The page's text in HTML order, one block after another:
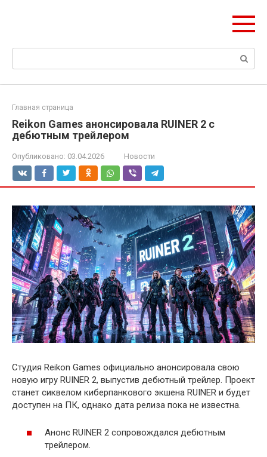
Поиск:
Главная страница
Reikon Games анонсировала RUINER 2 с
дебютным трейлером
Опубликовано: 03.04.2026 Новости
Студия Reikon Games официально анонсировала свою
новую игру RUINER 2, выпустив дебютный трейлер. Проект
станет сиквелом киберпанкового экшена RUINER и будет
доступен на ПК, однако дата релиза пока не известна.
Анонс RUINER 2 сопровождался дебютным
трейлером.